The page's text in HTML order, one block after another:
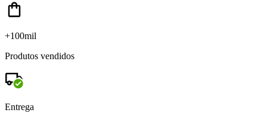
+100mil
Produtos vendidos
Entrega